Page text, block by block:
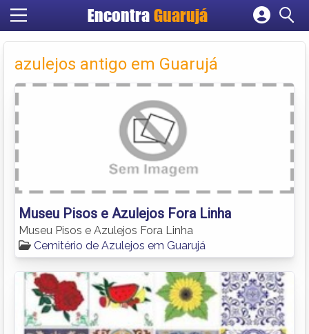
Encontra Guarujá
Cadastrar empresa
Criar conta
azulejos antigo em Guarujá
Museu Pisos e Azulejos Fora Linha
Museu Pisos e Azulejos Fora Linha
Cemitério de Azulejos em Guarujá